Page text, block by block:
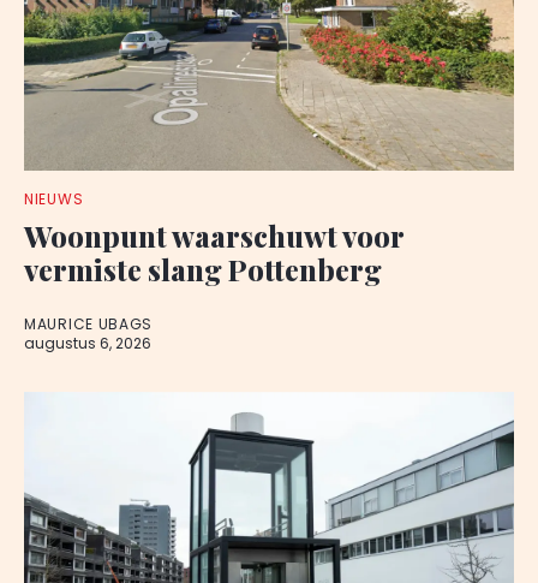
NIEUWS
Woonpunt waarschuwt voor
vermiste slang Pottenberg
MAURICE UBAGS
augustus 6, 2026